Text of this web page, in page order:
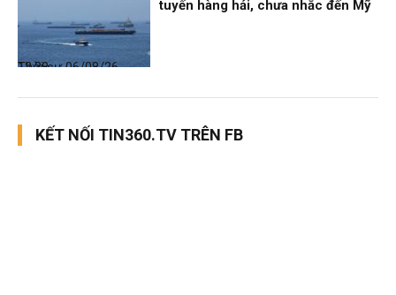
Thời sự
06/08/26, 12:38
tuyến hàng hải, chưa nhắc đến Mỹ
KẾT NỐI TIN360.TV TRÊN FB